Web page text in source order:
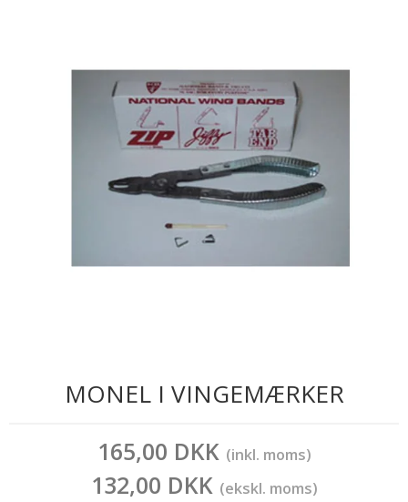
MONEL I VINGEMÆRKER
165,00 DKK (inkl. moms)
132,00 DKK (ekskl. moms)